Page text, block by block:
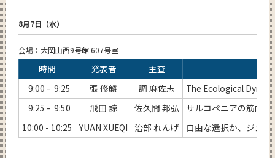
8月7日（水）
会場：大岡山西9号館 607号室
時間 発表者
主査
9:00 - 9:25
張 修麟 調 麻佐志
The Ecological
9:25 - 9:50
飛田 諒 佐久間 邦弘
サルコペニアの筋内
10:00 - 10:25
YUAN XUEQI 治部 れんげ 自由な選択か、ジェ